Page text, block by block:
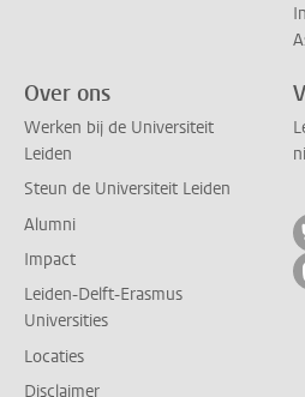
Over ons
Werken bij de Universiteit
Leiden
Steun de Universiteit Leiden
Alumni
Impact
Leiden-Delft-Erasmus
Universities
Locaties
Disclaimer